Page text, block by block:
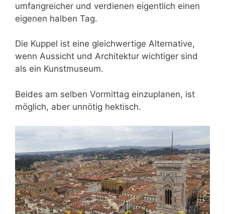
umfangreicher und verdienen eigentlich einen
eigenen halben Tag.
Die Kuppel ist eine gleichwertige Alternative,
wenn Aussicht und Architektur wichtiger sind
als ein Kunstmuseum.
Beides am selben Vormittag einzuplanen, ist
möglich, aber unnötig hektisch.